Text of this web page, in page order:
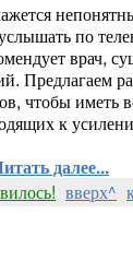
по
врач,
Предлагаем
чтобы иметь
к
далее...
вверх^